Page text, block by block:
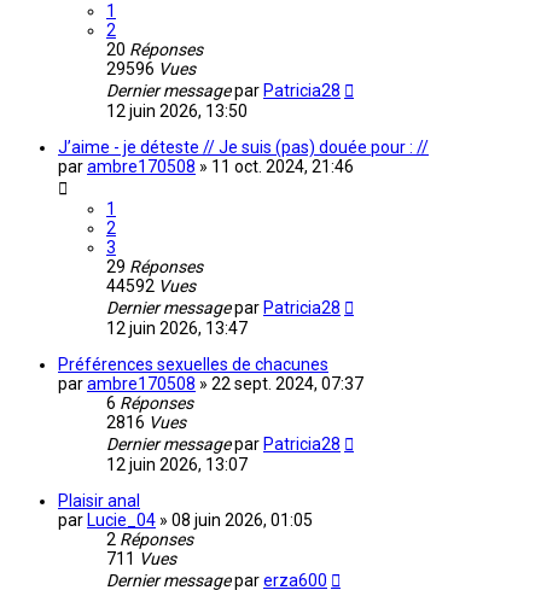
1
2
20 Réponses
29596 Vues
Dernier messagepar Patricia28
12 juin 2026, 13:50
J’aime - je déteste // Je suis (pas) douée pour : //
parambre170508 » 11 oct. 2024, 21:46
1
2
3
29 Réponses
44592 Vues
Dernier messagepar Patricia28
12 juin 2026, 13:47
Préférences sexuelles de chacunes
parambre170508 » 22 sept. 2024, 07:37
6 Réponses
2816 Vues
Dernier messagepar Patricia28
12 juin 2026, 13:07
Plaisir anal
par Lucie_04 » 08 juin 2026, 01:05
2 Réponses
711 Vues
Dernier messageparerza600